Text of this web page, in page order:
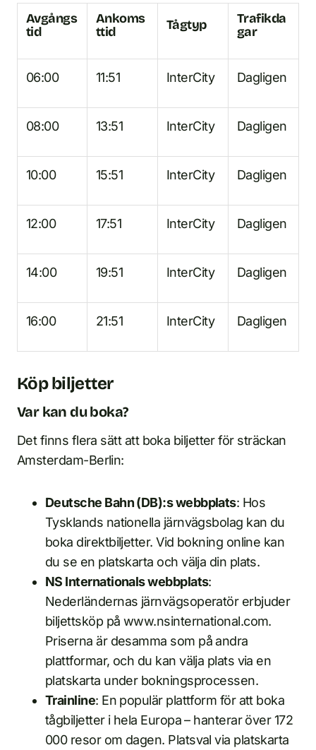
Avgångs
tid
Ankoms
ttid
Tågtyp
Trafikda
gar
06:00 11:51 InterCity Dagligen
08:00 13:51 InterCity Dagligen
10:00 15:51 InterCity Dagligen
12:00 17:51 InterCity Dagligen
14:00 19:51 InterCity Dagligen
16:00 21:51 InterCity Dagligen
Köp biljetter
Var kan du boka?
Det finns flera sätt att boka biljetter för sträckan
Amsterdam-Berlin:
Deutsche Bahn (DB):s webbplats: Hos
Tysklands nationella järnvägsbolag kan du
boka direktbiljetter. Vid bokning online kan
du se en platskarta och välja din plats.
NS Internationals webbplats:
Nederländernas järnvägsoperatör erbjuder
biljettsköp på www.nsinternational.com.
Priserna är desamma som på andra
plattformar, och du kan välja plats via en
platskarta under bokningsprocessen.
Trainline: En populär plattform för att boka
tågbiljetter i hela Europa – hanterar över 172
000 resor om dagen. Platsval via platskarta